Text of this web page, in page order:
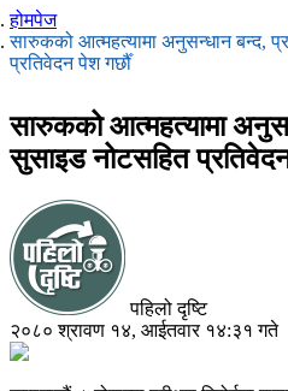
होमपेज
सारुकको आत्महत्यामा अनुसन्धान बन्द,
प्रतिवेदन पेश गर्छौँ
सारुकको आत्महत्यामा
सुसाइड नोटसहित
पहिलो दृष्टि
२०८० श्रावण १४, आईतवार १४:३१ गते